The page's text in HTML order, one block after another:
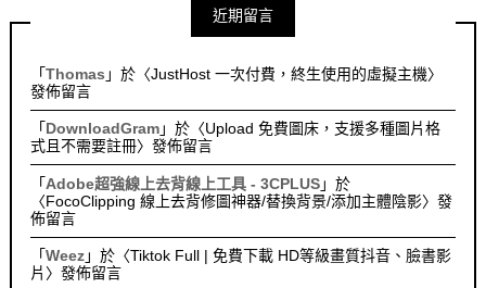
近期留言
「Thomas 」於〈JustHost 一次付費，終生使用的虛擬主機〉
發佈留言
「 DownloadGram」於〈Upload 免費圖床，支援多種圖片格
式且不需要註冊〉發佈留言
「 Adobe超強線上去背線上工具 - 3CPLUS」於
〈FocoClipping 線上去背修圖神器/替換背景/添加主體陰影〉發
佈留言
「Weez」於〈Tiktok Full | 免費下載 HD等級畫質抖音、臉書影
片 〉發佈留言